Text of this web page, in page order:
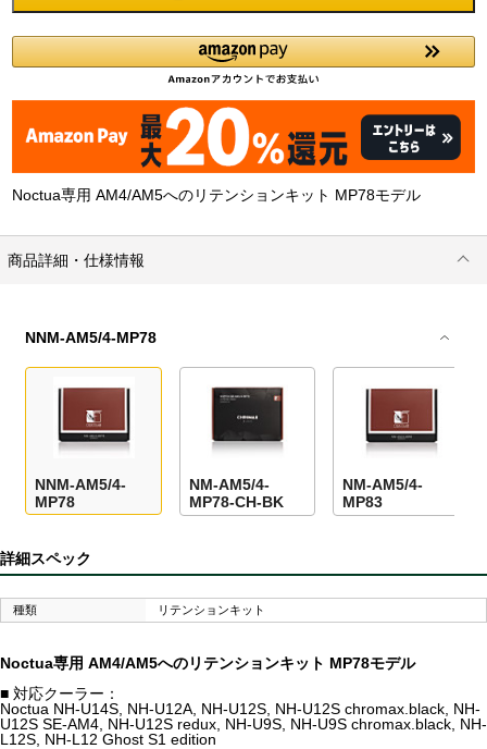
Noctua専用 AM4/AM5へのリテンションキット MP78モデル
商品詳細・仕様情報
NNM-AM5/4-MP78
NNM-AM5/4-
MP78
NM-AM5/4-
MP78-CH-BK
NM-AM5/4-
MP83
詳細スペック
種類 リテンションキット
Noctua専用 AM4/AM5へのリテンションキット MP78モデル
■ 対応クーラー：
Noctua NH-U14S, NH-U12A, NH-U12S, NH-U12S chromax.black, NH-
U12S SE-AM4, NH-U12S redux, NH-U9S, NH-U9S chromax.black, NH-
L12S, NH-L12 Ghost S1 edition